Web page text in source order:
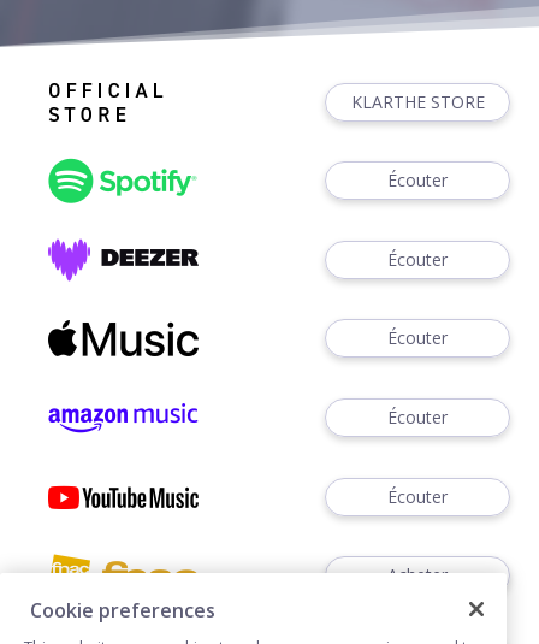
KLARTHE STORE
Écouter
Écouter
Écouter
Écouter
Écouter
Acheter
Cookie preferences